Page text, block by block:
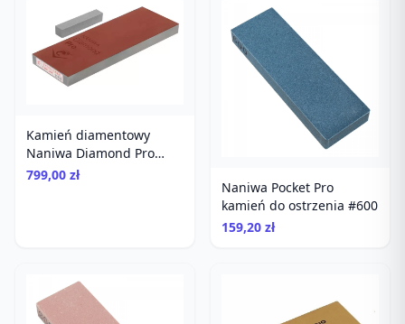
Kamień diamentowy
Naniwa Diamond Pro
Stone #800
799,00 zł
Naniwa Pocket Pro
kamień do ostrzenia #600
159,20 zł